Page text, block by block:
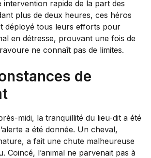
intervention rapide de la part des
plus de deux heures, ces héros
déployé tous leurs efforts pour
en détresse, prouvant une fois de
ne connaît pas de limites.
de
midi, la tranquillité du lieu-dit a été
a été donnée. Un cheval,
a fait une chute malheureuse
Coincé, l’animal ne parvenait pas à